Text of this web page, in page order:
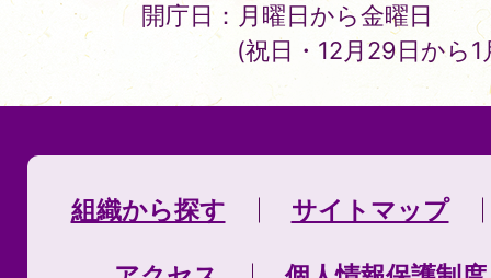
開庁日：月曜日から金曜日
(祝日・12月29日から
組織から探す サイトマップ